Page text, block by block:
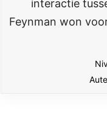
interactie
Feynman won